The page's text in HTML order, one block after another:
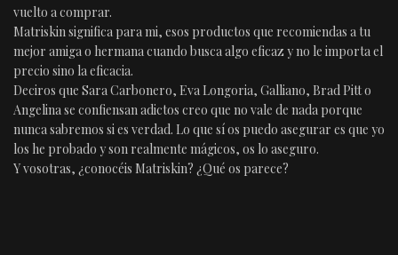
vuelto a comprar.
Matriskin significa para mi, esos productos que recomiendas a tu
mejor amiga o hermana cuando busca algo eficaz y no le importa el
precio sino la eficacia.
Deciros que Sara Carbonero, Eva Longoria, Galliano, Brad Pitt o
Angelina se confiensan adictos creo que no vale de nada porque
nunca sabremos si es verdad. Lo que sí os puedo asegurar es que yo
los he probado y son realmente mágicos, os lo aseguro.
Y vosotras, ¿conocéis Matriskin? ¿Qué os parece?